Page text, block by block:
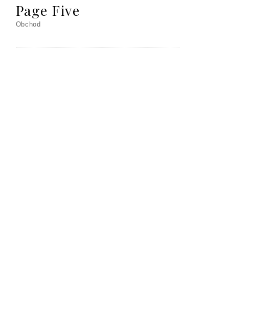
Page Five
Obchod